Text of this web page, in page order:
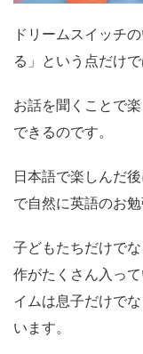
ドリームスイッチ
る」という点だけで
お話を聞くことで
できるのです。
日本語で楽しんだ
で自然に英語のお勉
子どもたちだけで
作がたくさん入っ
イムは息子だけで
います。